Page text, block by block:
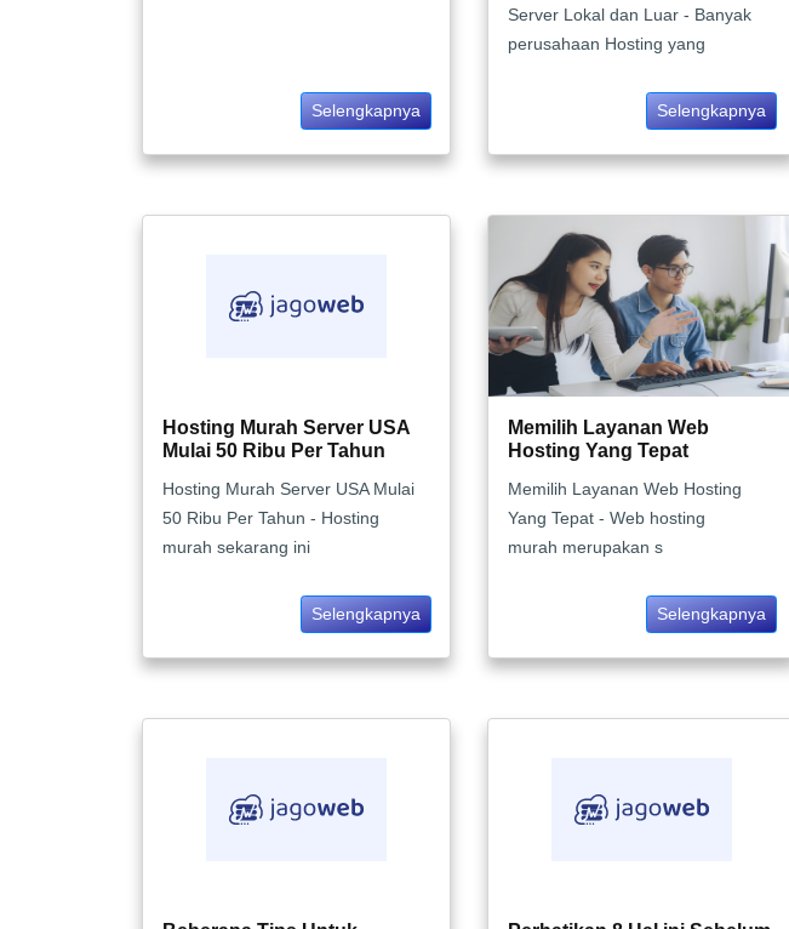
Selengkapnya
Server Lokal dan Luar - Banyak
perusahaan Hosting yang
Selengkapnya
Hosting Murah Server USA
Mulai 50 Ribu Per Tahun
Hosting Murah Server USA Mulai
50 Ribu Per Tahun - Hosting
murah sekarang ini
Selengkapnya
Memilih Layanan Web
Hosting Yang Tepat
Memilih Layanan Web Hosting
Yang Tepat - Web hosting
murah merupakan s
Selengkapnya